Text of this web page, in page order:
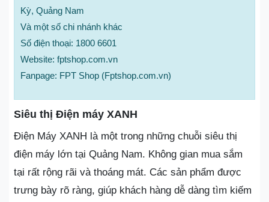
Kỳ, Quảng Nam
Và một số chi nhánh khác
Số điện thoại: 1800 6601
Website: fptshop.com.vn
Fanpage: FPT Shop (Fptshop.com.vn)
Siêu thị Điện máy XANH
Điện Máy XANH là một trong những chuỗi siêu thị
điện máy lớn tại Quảng Nam. Không gian mua sắm
tại rất rộng rãi và thoáng mát. Các sản phẩm được
trưng bày rõ ràng, giúp khách hàng dễ dàng tìm kiếm